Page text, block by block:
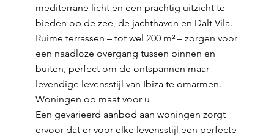
mediterrane licht en een prachtig uitzicht te
bieden op de zee, de jachthaven en Dalt Vila.
Ruime terrassen – tot wel 200 m² – zorgen voor
een naadloze overgang tussen binnen en
buiten, perfect om de ontspannen maar
levendige levensstijl van Ibiza te omarmen.
Woningen op maat voor u
Een gevarieerd aanbod aan woningen zorgt
ervoor dat er voor elke levensstijl een perfecte